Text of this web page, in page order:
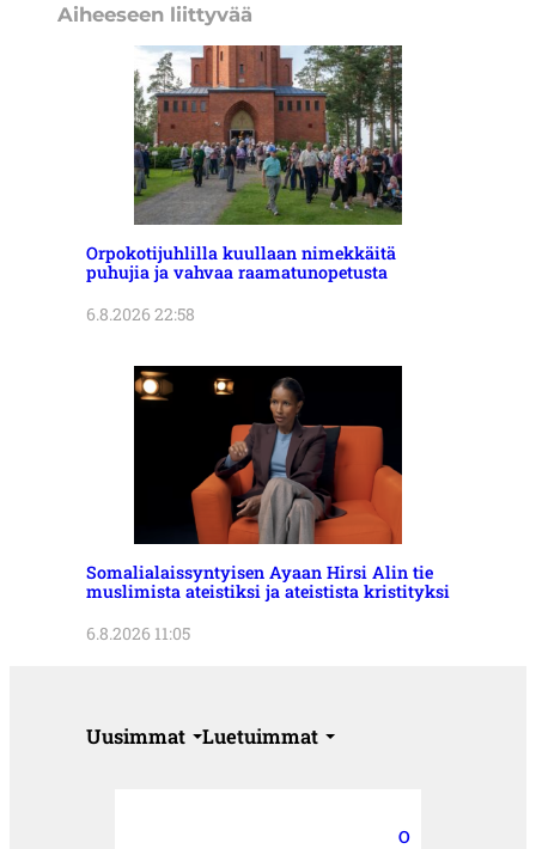
Aiheeseen liittyvää
Orpokotijuhlilla kuullaan nimekkäitä
puhujia ja vahvaa raamatunopetusta
6.8.2026 22:58
Somalialaissyntyisen Ayaan Hirsi Alin tie
muslimista ateistiksi ja ateistista kristityksi
6.8.2026 11:05
Uusimmat Luetuimmat
O